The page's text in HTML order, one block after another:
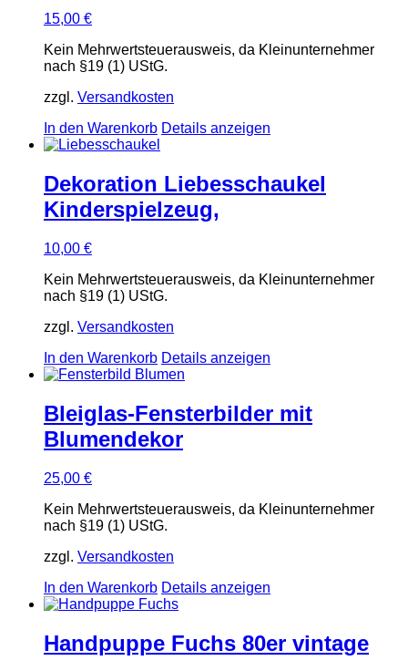
15,00 €
Kein Mehrwertsteuerausweis, da Kleinunternehmer
nach §19 (1) UStG.
zzgl. Versandkosten
In den Warenkorb Details anzeigen
Dekoration Liebesschaukel
Kinderspielzeug,
10,00 €
Kein Mehrwertsteuerausweis, da Kleinunternehmer
nach §19 (1) UStG.
zzgl. Versandkosten
In den Warenkorb Details anzeigen
Bleiglas-Fensterbilder mit
Blumendekor
25,00 €
Kein Mehrwertsteuerausweis, da Kleinunternehmer
nach §19 (1) UStG.
zzgl. Versandkosten
In den Warenkorb Details anzeigen
Handpuppe Fuchs 80er vintage